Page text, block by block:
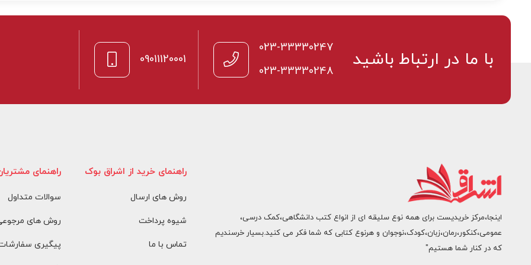
با ما در ارتباط باشید 09011120001
023-33330247
023-33330248
اینجا،مرکز خریدیست برای همه نوع سلیقه ای از انواع کتب دانشگاهی،کمک درسی،
عمومی،کنکور،رمان،زبان،کودک،نوجوان و هرنوع کتابی که شما فکر می کنید.بسیار خرسندیم
که در کنار شما هستیم"
راهنمای خرید از اشراق بوک
روش های ارسال
شیوه پرداخت
تماس با ما
راهنمای
سوالات متداول
روش های مرجوعی
پیگیری